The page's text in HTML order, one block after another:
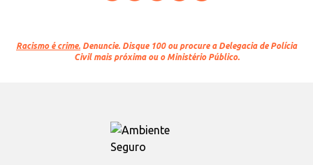
Racismo é crime. Denuncie. Disque 100 ou procure a Delegacia de Polícia
Civil mais próxima ou o Ministério Público.